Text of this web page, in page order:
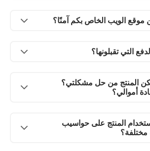
المنتج من حل مشكلتي؟
أموالي؟
المنتج على حواسيب